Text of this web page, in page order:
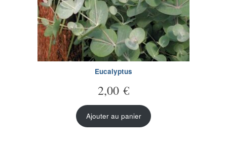
Eucalyptus
2,00 €
Ajouter au panier